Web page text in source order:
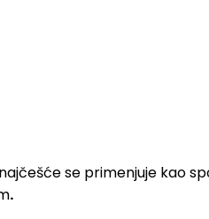
se primenjuje kao
.